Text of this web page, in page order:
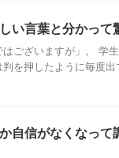
い言葉と分かって
ございますが」。 学
を押したように毎度出
自信がなくなって